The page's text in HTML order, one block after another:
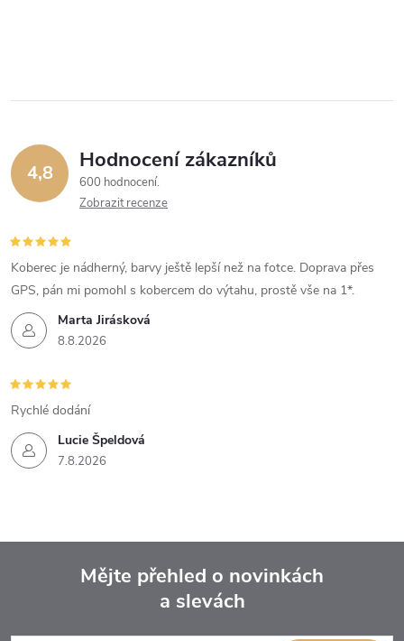
4,8 Hodnocení zákazníků
600 hodnocení
Zobrazit recenze
Marta Jirásková
8.8.2026
Koberec je nádherný, barvy ještě lepší než na fotce. Doprava přes
GPS, pán mi pomohl s kobercem do výtahu, prostě vše na 1*.
Lucie Špeldová
7.8.2026
Rychlé dodání
Mějte přehled o novinkách
a slevách